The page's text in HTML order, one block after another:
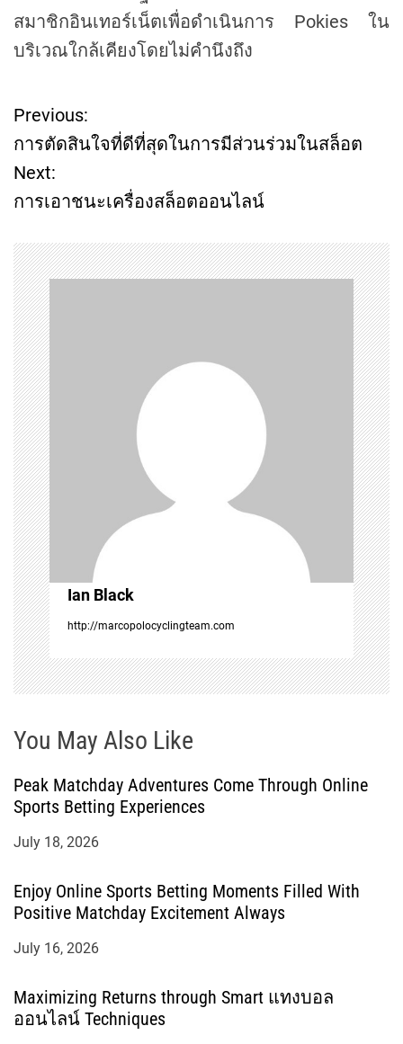
สมาชิกอินเทอร์เน็ตเพื่อดำเนินการ Pokies ใน
บริเวณใกล้เคียงโดยไม่คำนึงถึง
P
o
s
t
n
a
v
i
g
a
t
i
o
n
Previous:
การตัดสินใจที่ดีที่สุดในการมีส่วนร่วมในสล็อต
Next:
การเอาชนะเครื่องสล็อตออนไลน์
Ian Black
http://marcopolocyclingteam.com
You May Also Like
Peak Matchday Adventures Come Through Online
Sports Betting Experiences
July 18, 2026
Enjoy Online Sports Betting Moments Filled With
Positive Matchday Excitement Always
July 16, 2026
Maximizing Returns through Smart แทงบอล
ออนไลน์ Techniques